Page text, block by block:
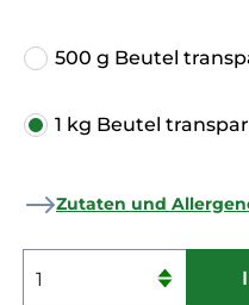
500 g Beutel
1 kg Beutel
Zutaten und
Produkt